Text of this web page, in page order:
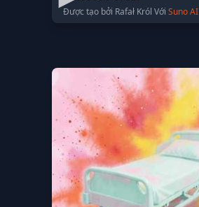
Được tạo bởi Rafał Król Với Suno AI